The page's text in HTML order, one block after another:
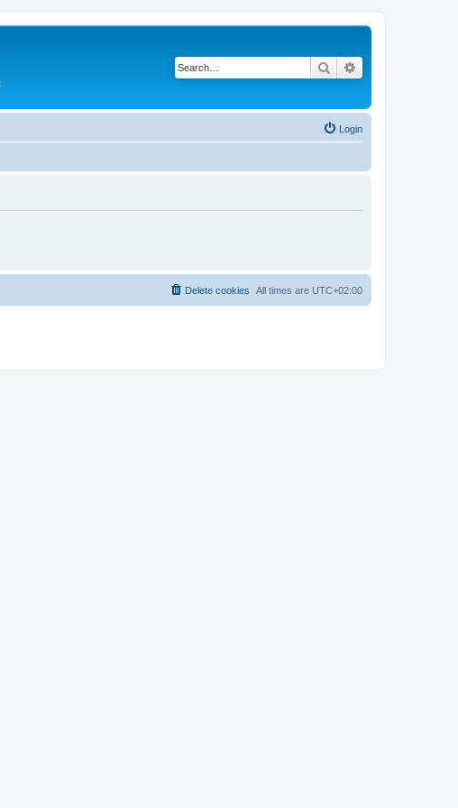
Search
Login
All times are UTC+02:00
Delete cookies